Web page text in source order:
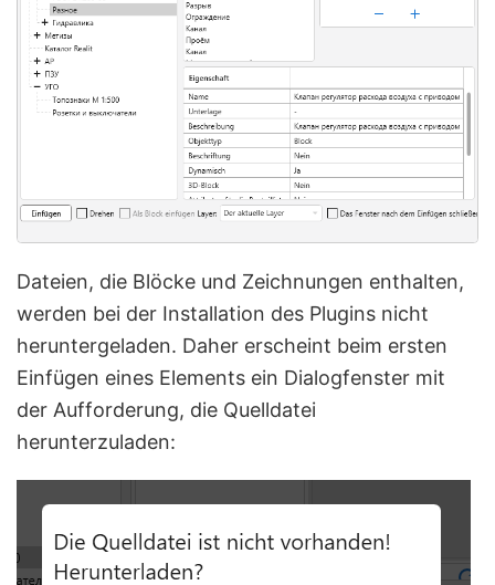
Dateien, die Blöcke und Zeichnungen enthalten,
werden bei der Installation des Plugins nicht
heruntergeladen. Daher erscheint beim ersten
Einfügen eines Elements ein Dialogfenster mit
der Aufforderung, die Quelldatei
herunterzuladen: